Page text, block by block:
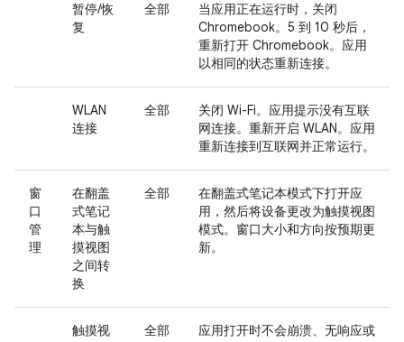
暂停/恢
复
全部
当应用正在运行时，关闭
Chromebook。5 到 10 秒后，
重新打开 Chromebook。应用
以相同的状态重新连接。
WLAN
连接
全部
关闭 Wi-Fi。应用提示没有互联
网连接。重新开启 WLAN。应用
重新连接到互联网并正常运行。
窗
口
管
理
在翻盖
式笔记
本与触
摸视图
之间转
换
全部
在翻盖式笔记本模式下打开应
用，然后将设备更改为触摸视图
模式。窗口大小和方向按预期更
新。
触摸视
全部
应用打开时不会崩溃、无响应或